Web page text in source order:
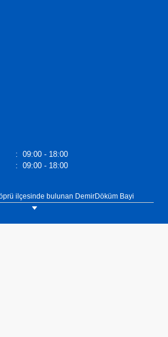
: 09:00 - 18:00
: 09:00 - 18:00
ilçesinde bulunan DemirDöküm Bayi
bekliyoruz. Tel: 0(541) 557 25 75